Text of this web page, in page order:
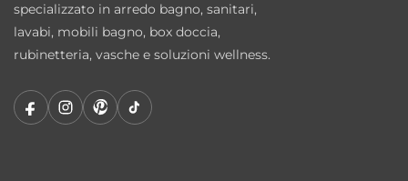
Dotazione
Staffe di fissaggio incluse per i piani
Materiali resistenti e qualità AXA Ceramica
specializzato in arredo bagno, sanitari,
lavabi, mobili bagno, box doccia,
rubinetteria, vasche e soluzioni wellness.